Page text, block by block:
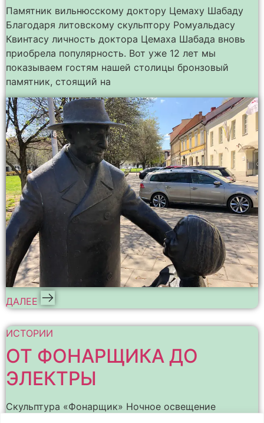
Памятник вильнюсскому доктору Цемаху Шабаду
Благодаря литовскому скульптору Ромуальдасу
Квинтасу личность доктора Цемаха Шабада вновь
приобрела популярность. Вот уже 12 лет мы
показываем гостям нашей столицы бронзовый
памятник, стоящий на
ДАЛЕЕ
ИСТОРИИ
ОТ ФОНАРЩИКА ДО
ЭЛЕКТРЫ
Скульптура «Фонарщик» Ночное освещение